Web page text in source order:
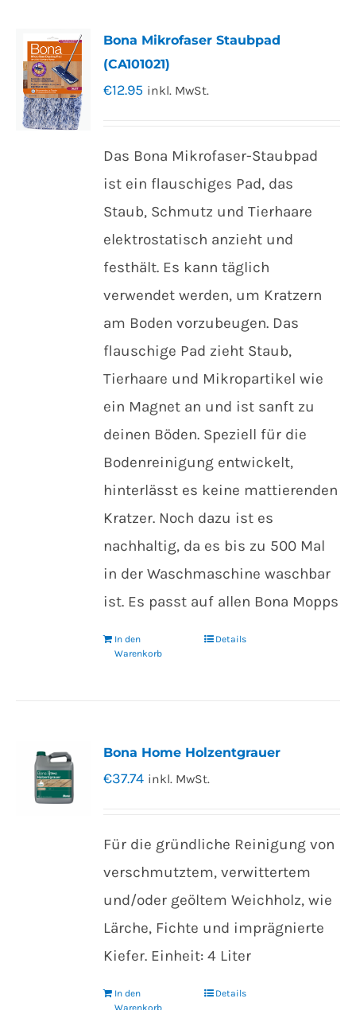
Bona Mikrofaser Staubpad
(CA101021)
€12.95 inkl. MwSt.
Das Bona Mikrofaser-Staubpad
ist ein flauschiges Pad, das
Staub, Schmutz und Tierhaare
elektrostatisch anzieht und
festhält. Es kann täglich
verwendet werden, um Kratzern
am Boden vorzubeugen. Das
flauschige Pad zieht Staub,
Tierhaare und Mikropartikel wie
ein Magnet an und ist sanft zu
deinen Böden. Speziell für die
Bodenreinigung entwickelt,
hinterlässt es keine mattierenden
Kratzer. Noch dazu ist es
nachhaltig, da es bis zu 500 Mal
in der Waschmaschine waschbar
ist. Es passt auf allen Bona Mopps
In den
Warenkorb
Details
Bona Home Holzentgrauer
€37.74 inkl. MwSt.
Für die gründliche Reinigung von
verschmutztem, verwittertem
und/oder geöltem Weichholz, wie
Lärche, Fichte und imprägnierte
Kiefer. Einheit: 4 Liter
In den
Warenkorb
Details